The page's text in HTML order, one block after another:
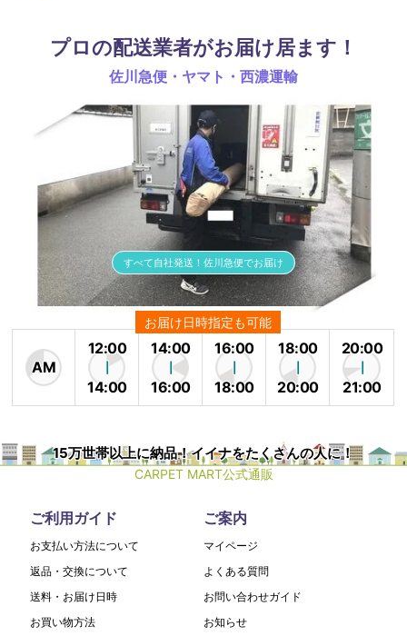
プロの配送業者がお届け居ます！
佐川急便・ヤマト・西濃運輸
すべて自社発送！佐川急便でお届け
お届け日時指定も可能
AM
12:00
14:00
14:00
16:00
16:00
18:00
18:00
20:00
20:00
21:00
15万世帯以上に納品！イイナをたくさんの人に！
CARPET MART公式通販
ご利用ガイド
お支払い方法について
返品・交換について
送料・お届け日時
お買い物方法
ご案内
マイページ
よくある質問
お問い合わせガイド
お知らせ